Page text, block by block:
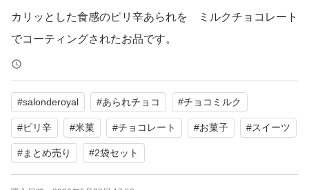
カリッとした食感のピリ辛あられを ミルクチョコレート
でコーティングされたお品です。
気温の上昇に伴い 配送中にチョコレートが溶けたりする
可能性があります。
ご理解、ご了承の上ご検討頂きますようにお願い致しま
#salonderoyal #あられチョコ #チョコミルク
#ピリ辛 #米菓 #チョコレート #お菓子 #スイーツ
#まとめ売り #2袋セット